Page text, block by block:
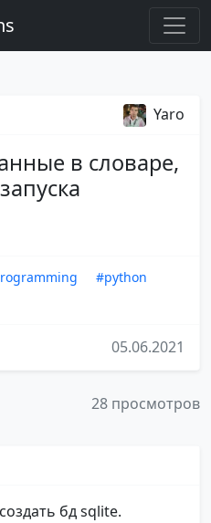
Yaro
в словаре,
#python
05.06.2021
28 просмотров
бд sqlite.